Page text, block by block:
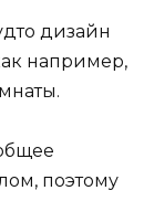
дизайн
например,
поэтому